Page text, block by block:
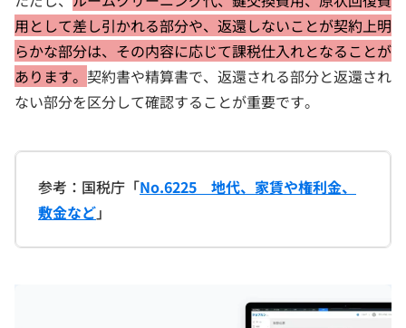
用として差し引かれる部分や、返還しないことが契約上明
らかな部分は、その内容に応じて課税仕入れとなることが
あります。 契約書や精算書で、返還される部分と返還され
ない部分を区分して確認することが重要です。
参考：国税庁「No.6225 地代、家賃や権利金、
敷金など」